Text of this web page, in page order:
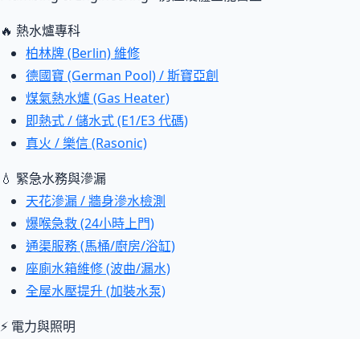
🔥 熱水爐專科
柏林牌 (Berlin) 維修
德國寶 (German Pool) / 斯寶亞創
煤氣熱水爐 (Gas Heater)
即熱式 / 儲水式 (E1/E3 代碼)
真火 / 樂信 (Rasonic)
💧 緊急水務與滲漏
天花滲漏 / 牆身滲水檢測
爆喉急救 (24小時上門)
通渠服務 (馬桶/廚房/浴缸)
座廁水箱維修 (波曲/漏水)
全屋水壓提升 (加裝水泵)
⚡ 電力與照明